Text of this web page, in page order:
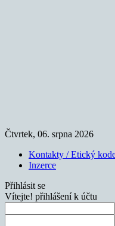
Čtvrtek, 06. srpna 2026
Kontakty / Etický
Inzerce
Přihlásit se
Vítejte! přihlášení k účtu